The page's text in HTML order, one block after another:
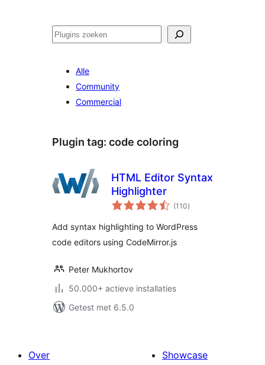
Zoeken
Alle
Community
Commercial
Plugin tag: code coloring
HTML Editor Syntax
Highlighter
(110totaal
waarderingen
)
Add syntax highlighting to WordPress
code editors using CodeMirror.js
Peter Mukhortov
50.000+ actieve installaties
Getest met 6.5.0
Over
Showcase